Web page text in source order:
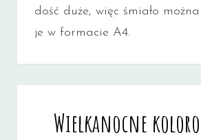
dość duże, więc śmiało
je w formacie A4.
Wielkanocne